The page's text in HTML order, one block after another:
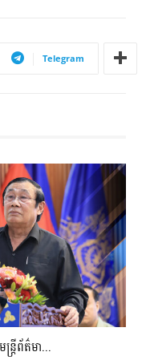
Telegram
ត្រីព័ត៌មា...